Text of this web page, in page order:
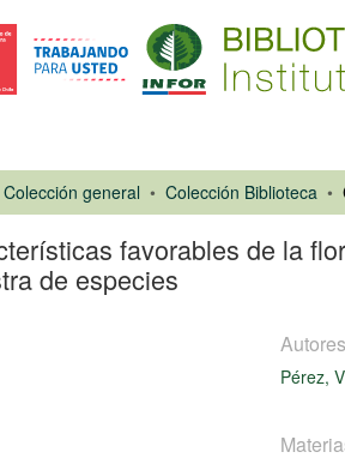
Colección general Colección Biblioteca
favorables de la
de especies
Autores
Pérez,